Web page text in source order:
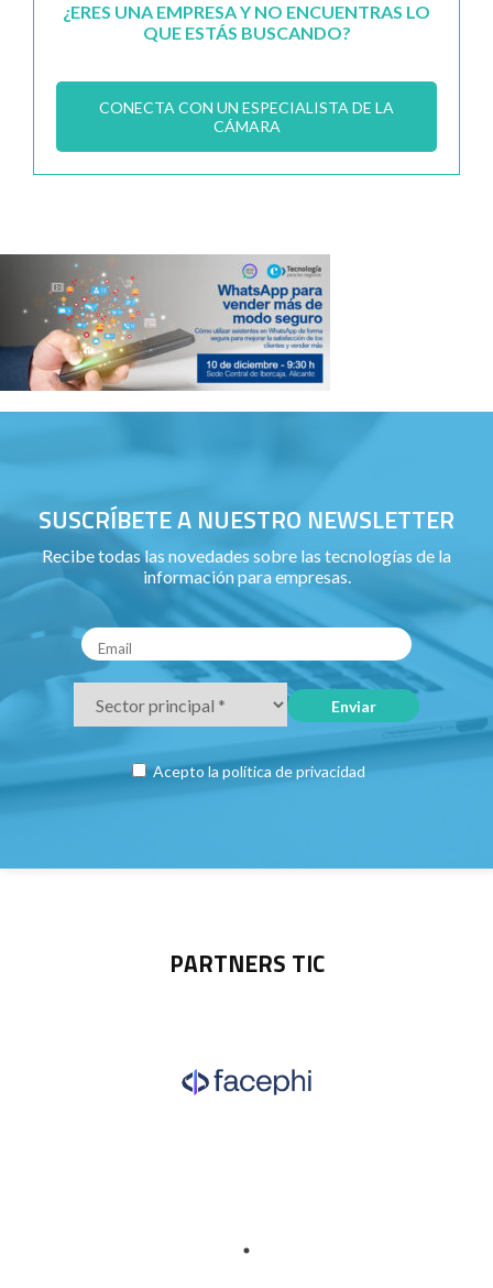
¿ERES UNA EMPRESA Y NO ENCUENTRAS LO
QUE ESTÁS BUSCANDO?
CONECTA CON UN ESPECIALISTA DE LA
CÁMARA
SUSCRÍBETE A NUESTRO NEWSLETTER
Recibe todas las novedades sobre las tecnologías de la
información para empresas.
Acepto la política de privacidad
PARTNERS TIC